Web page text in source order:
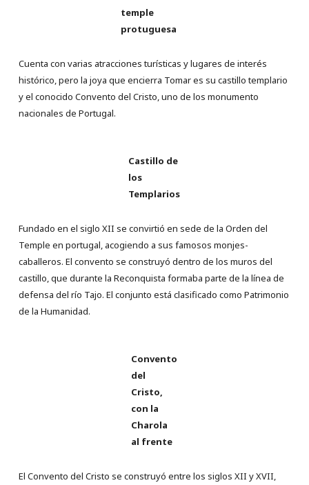
temple
protuguesa
Cuenta con varias atracciones turísticas y lugares de interés
histórico, pero la joya que encierra Tomar es su castillo templario
y el conocido Convento del Cristo, uno de los monumento
nacionales de Portugal.
Castillo de
los
Templarios
Fundado en el siglo XII se convirtió en sede de la Orden del
Temple en portugal, acogiendo a sus famosos monjes-
caballeros. El convento se construyó dentro de los muros del
castillo, que durante la Reconquista formaba parte de la línea de
defensa del río Tajo. El conjunto está clasificado como Patrimonio
de la Humanidad.
Convento
del
Cristo,
con la
Charola
al frente
El Convento del Cristo se construyó entre los siglos XII y XVII,